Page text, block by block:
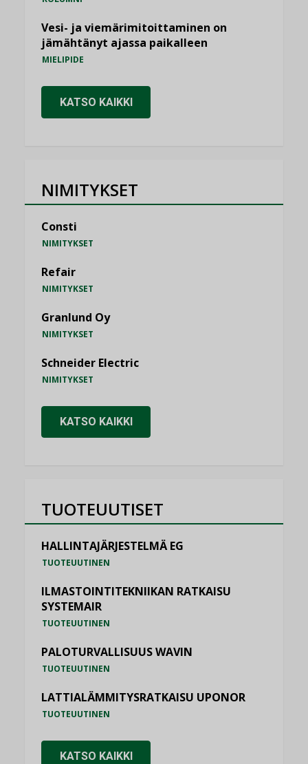
Vesi- ja viemärimitoittaminen on
jämähtänyt ajassa paikalleen
MIELIPIDE
KATSO KAIKKI
NIMITYKSET
Consti
NIMITYKSET
Refair
NIMITYKSET
Granlund Oy
NIMITYKSET
Schneider Electric
NIMITYKSET
KATSO KAIKKI
TUOTEUUTISET
HALLINTAJÄRJESTELMÄ EG
TUOTEUUTINEN
ILMASTOINTITEKNIIKAN RATKAISU
SYSTEMAIR
TUOTEUUTINEN
PALOTURVALLISUUS WAVIN
TUOTEUUTINEN
LATTIALÄMMITYSRATKAISU UPONOR
TUOTEUUTINEN
KATSO KAIKKI